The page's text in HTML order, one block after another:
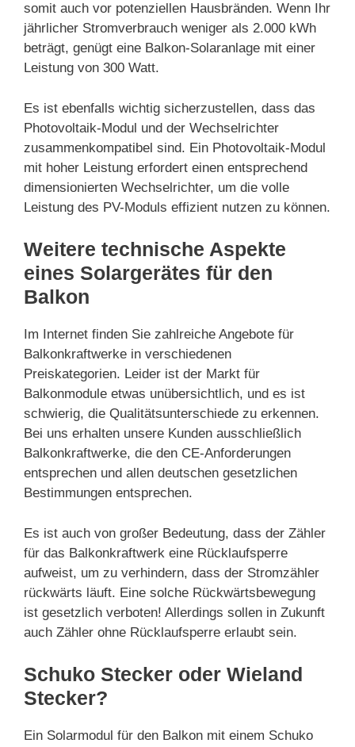
somit auch vor potenziellen Hausbränden. Wenn Ihr
jährlicher Stromverbrauch weniger als 2.000 kWh
beträgt, genügt eine Balkon-Solaranlage mit einer
Leistung von 300 Watt.
Es ist ebenfalls wichtig sicherzustellen, dass das
Photovoltaik-Modul und der Wechselrichter
zusammenkompatibel sind. Ein Photovoltaik-Modul
mit hoher Leistung erfordert einen entsprechend
dimensionierten Wechselrichter, um die volle
Leistung des PV-Moduls effizient nutzen zu können.
Weitere technische Aspekte
eines Solargerätes für den
Balkon
Im Internet finden Sie zahlreiche Angebote für
Balkonkraftwerke in verschiedenen
Preiskategorien. Leider ist der Markt für
Balkonmodule etwas unübersichtlich, und es ist
schwierig, die Qualitätsunterschiede zu erkennen.
Bei uns erhalten unsere Kunden ausschließlich
Balkonkraftwerke, die den CE-Anforderungen
entsprechen und allen deutschen gesetzlichen
Bestimmungen entsprechen.
Es ist auch von großer Bedeutung, dass der Zähler
für das Balkonkraftwerk eine Rücklaufsperre
aufweist, um zu verhindern, dass der Stromzähler
rückwärts läuft. Eine solche Rückwärtsbewegung
ist gesetzlich verboten! Allerdings sollen in Zukunft
auch Zähler ohne Rücklaufsperre erlaubt sein.
Schuko Stecker oder Wieland
Stecker?
Ein Solarmodul für den Balkon mit einem Schuko